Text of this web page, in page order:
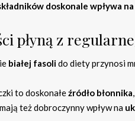
doskonale wpływa
płyną z
białej fasolido diety przynosi
to doskonałeźródło błonnika
też dobroczynny wpływ na